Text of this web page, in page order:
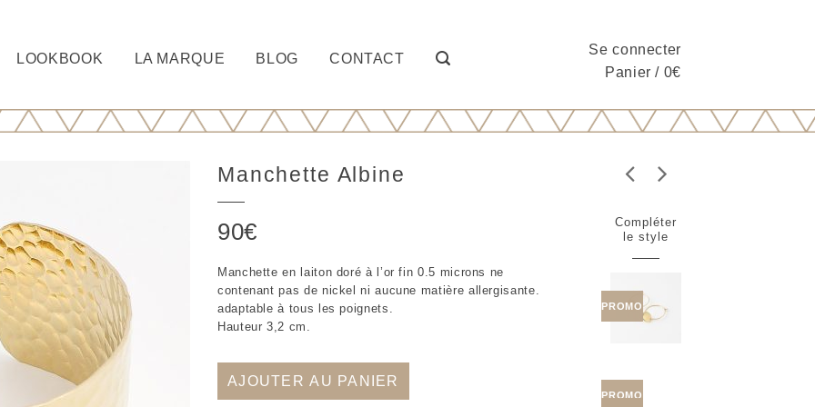
LOOKBOOK LA MARQUE BLOG CONTACT
Se connecter
Panier / 0€
Manchette Albine
90€
Manchette en laiton doré à l’or fin 0.5 microns ne
contenant pas de nickel ni aucune matière allergisante.
adaptable à tous les poignets.
Hauteur 3,2 cm.
AJOUTER AU PANIER
Compléter
le style
PROMO
PROMO